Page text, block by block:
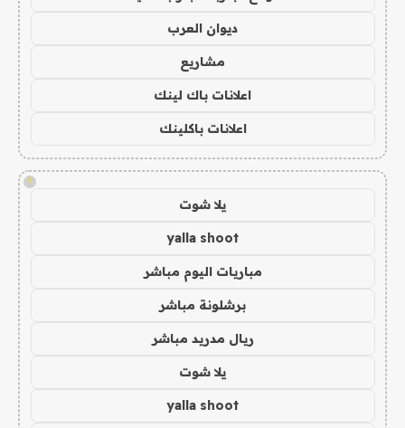
ديوان العرب
مشاريع
اعلانات باك لينك
اعلانات باكلينك
!
يلا شوت
yalla shoot
مباريات اليوم مباشر
برشلونة مباشر
ريال مدريد مباشر
يلا شوت
yalla shoot